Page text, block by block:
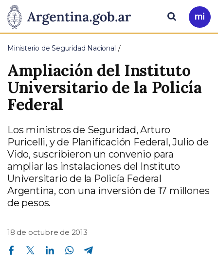
Presidencia
de
Nación
Pasar al contenido principal
Ir
a
Buscar
Ministerio de Seguridad Nacional
Ampliación del Instituto
Universitario de la Policía
Federal
Los ministros de Seguridad, Arturo
Puricelli, y de Planificación Federal, Julio de
Vido, suscribieron un convenio para
ampliar las instalaciones del Instituto
Universitario de la Policía Federal
Argentina, con una inversión de 17 millones
de pesos.
18 de octubre de 2013
Compartir en Facebook Compartir en Twitter Compartir en Linkedin Compartir en Whatsapp